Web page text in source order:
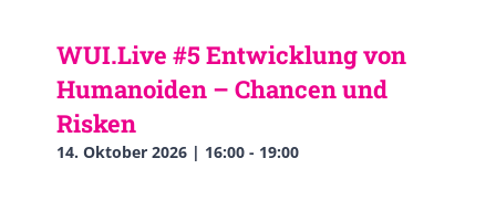
WUI.Live #5 Entwicklung von
Humanoiden – Chancen und
Risken
14. Oktober 2026 | 16:00 - 19:00